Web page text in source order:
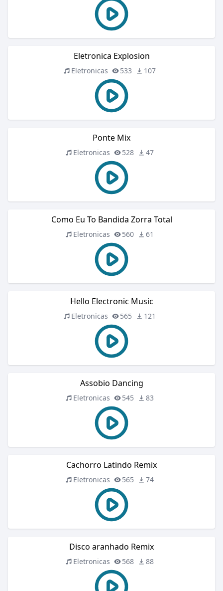
Eletronica Explosion
Eletronicas 533 107
Ponte Mix
Eletronicas 528 47
Como Eu To Bandida Zorra Total
Eletronicas 560 61
Hello Electronic Music
Eletronicas 565 121
Assobio Dancing
Eletronicas 545 83
Cachorro Latindo Remix
Eletronicas 565 74
Disco aranhado Remix
Eletronicas 568 88